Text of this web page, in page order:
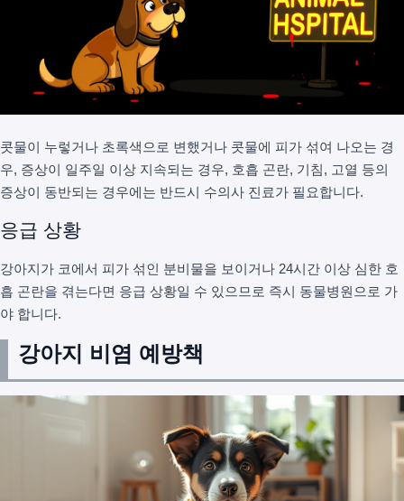
콧물이 누렇거나 초록색으로 변했거나 콧물에 피가 섞여 나오는 경
우, 증상이 일주일 이상 지속되는 경우, 호흡 곤란, 기침, 고열 등의
증상이 동반되는 경우에는 반드시 수의사 진료가 필요합니다.
응급 상황
강아지가 코에서 피가 섞인 분비물을 보이거나 24시간 이상 심한 호
흡 곤란을 겪는다면 응급 상황일 수 있으므로 즉시 동물병원으로 가
야 합니다.
강아지 비염 예방책